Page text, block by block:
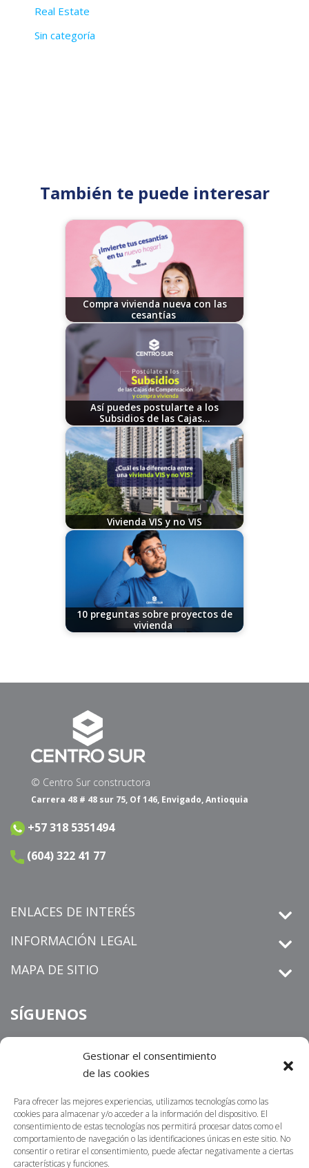
Gestionar el consentimiento
de las cookies
Para ofrecer las mejores experiencias, utilizamos tecnologías como las
cookies para almacenar y/o acceder a la información del dispositivo. El
consentimiento de estas tecnologías nos permitirá procesar datos como el
comportamiento de navegación o las identificaciones únicas en este sitio. No
consentir o retirar el consentimiento, puede afectar negativamente a ciertas
características y funciones.
Real Estate
Sin categoría
También te puede interesar
Compra vivienda nueva con las
cesantías
12/04/2024
Así puedes postularte a los
Subsidios de las Cajas…
11/02/2023
Vivienda VIS y no VIS
11/14/2023
10 preguntas sobre proyectos de
vivienda
© Centro Sur constructora
Carrera 48 # 48 sur 75, Of 146, Envigado, Antioquia
+57 318 5351494
(604) 322 41 77
ENLACES DE INTERÉS
INFORMACIÓN LEGAL
MAPA DE SITIO
SÍGUENOS
Informamos que losderechos de petición
radicados por un medio distinto al establecido en nuestra sitio
webhttps://centrosur.co/clientes/,La dirección
electrónica o física para notificaciones judiciales no serán
acusados de recibidos ni tramitados. Lo invitamos a
contactarnos por nuestros canales oficiales; nuestro propósito